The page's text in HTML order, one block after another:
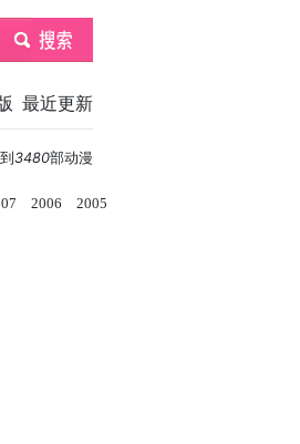
submit
最近更新
3480部动漫
2006
2005